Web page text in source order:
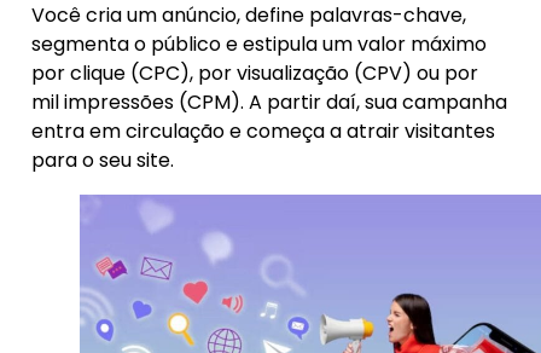
Você cria um anúncio, define palavras-chave,
segmenta o público e estipula um valor máximo
por clique (CPC), por visualização (CPV) ou por
mil impressões (CPM). A partir daí, sua campanha
entra em circulação e começa a atrair visitantes
para o seu site.